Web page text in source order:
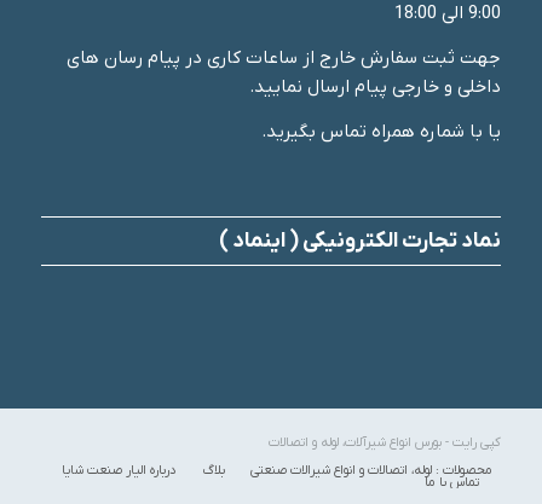
9:00 الی 18:00
جهت ثبت سفارش خارج از ساعات کاری در پیام رسان های
داخلی و خارجی پیام ارسال نمایید.
یا با شماره همراه تماس بگیرید.
نماد تجارت الکترونیکی ( اینماد )
کپی رایت - بورس انواع شیرآلات، لوله و اتصالات
محصولات : لوله، اتصالات و انواع شیرالات صنعتی
بلاگ درباره الیار صنعت شایا
تماس با ما